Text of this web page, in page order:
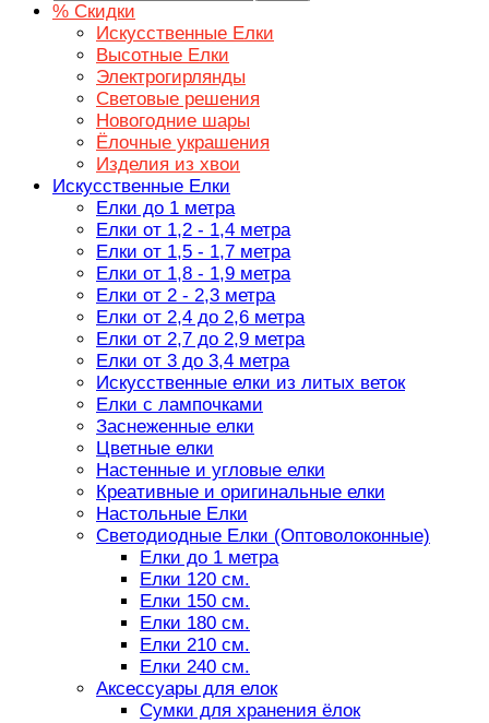
% Скидки
Искусственные Елки
Высотные Елки
Электрогирлянды
Световые решения
Новогодние шары
Ёлочные украшения
Изделия из хвои
Искусственные Елки
Елки до 1 метра
Елки от 1,2 - 1,4 метра
Елки от 1,5 - 1,7 метра
Елки от 1,8 - 1,9 метра
Елки от 2 - 2,3 метра
Елки от 2,4 до 2,6 метра
Елки от 2,7 до 2,9 метра
Елки от 3 до 3,4 метра
Искусственные елки из литых веток
Елки с лампочками
Заснеженные елки
Цветные елки
Настенные и угловые елки
Креативные и оригинальные елки
Настольные Елки
Светодиодные Елки (Оптоволоконные)
Елки до 1 метра
Елки 120 см.
Елки 150 см.
Елки 180 см.
Елки 210 см.
Елки 240 см.
Аксессуары для елок
Сумки для хранения ёлок